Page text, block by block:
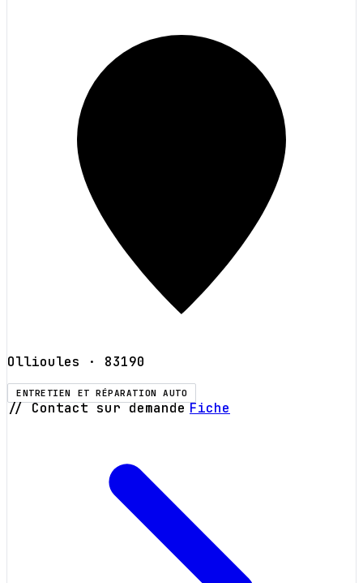
Ollioules · 83190
ENTRETIEN ET RÉPARATION AUTO
// Contact sur demande Fiche